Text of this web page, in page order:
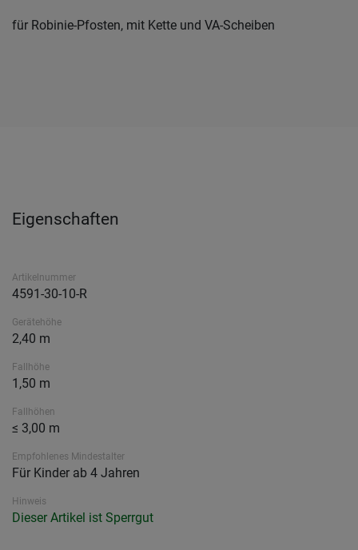
für Robinie-Pfosten, mit Kette und VA-Scheiben
Eigenschaften
Artikelnummer
4591-30-10-R
Gerätehöhe
2,40 m
Fallhöhe
1,50 m
Fallhöhen
≤ 3,00 m
Empfohlenes Mindestalter
Für Kinder ab 4 Jahren
Hinweis
Dieser Artikel ist Sperrgut